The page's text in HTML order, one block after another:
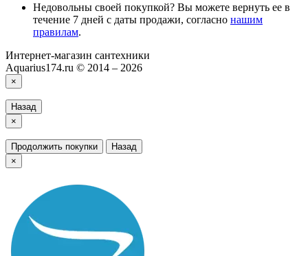
Недовольны своей покупкой? Вы можете вернуть ее в
течение 7 дней с даты продажи, согласно нашим
правилам.
Интернет-магазин сантехники
Aquarius174.ru © 2014 – 2026
×
Назад
×
Продолжить покупки
Назад
×